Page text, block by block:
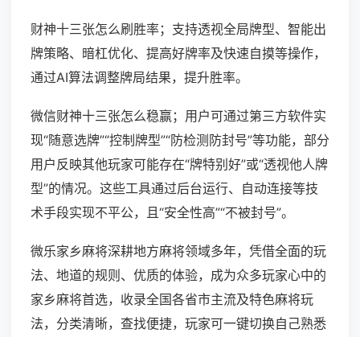
财神十三张怎么刷胜率；支持透视全局牌型、智能出
牌策略、暗杠优化、提高好牌率及快速自摸等操作，
通过AI算法调整牌局结果，提升胜率。
微信财神十三张怎么稳赢；用户可通过第三方软件实
现“随意选牌”“控制牌型”“防检测防封号”等功能，部分
用户反映其他玩家可能存在“牌特别好”或“透视他人牌
型”的情况。这些工具通过后台运行、自动连接等技
术手段实现不平公，且“安全性高”“不被封号”。
微乐家乡麻将深耕地方麻将领域多年，凭借全面的玩
法、地道的规则、优质的体验，成为众多玩家心中的
家乡麻将首选，收录全国各省市主流及特色麻将玩
法，分类清晰，查找便捷，玩家可一键切换自己熟悉